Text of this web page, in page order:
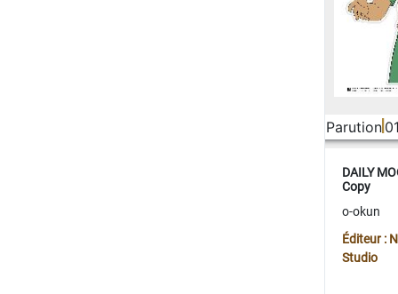
Parution
DAILY
Copy
o-okun
Éditeur :
Studio